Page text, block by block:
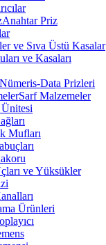
Anahtar Priz
ve Sıva Üstü Kasalar
ve Kasaları
Data Prizleri
Sarf Malzemeler
Ünitesi
Mufları
ve Yüksükler
Ürünleri